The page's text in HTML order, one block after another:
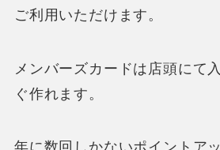
ご利用いただけます。
メンバーズカードは店頭にて
ぐ作れます。